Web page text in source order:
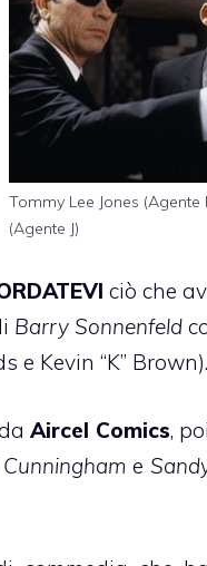
Tommy Lee Jones (Agente
(Agente J)
ciò che
Barry Sonnenfeld
e Kevin “K” Brown).
daAircel Comics,
e